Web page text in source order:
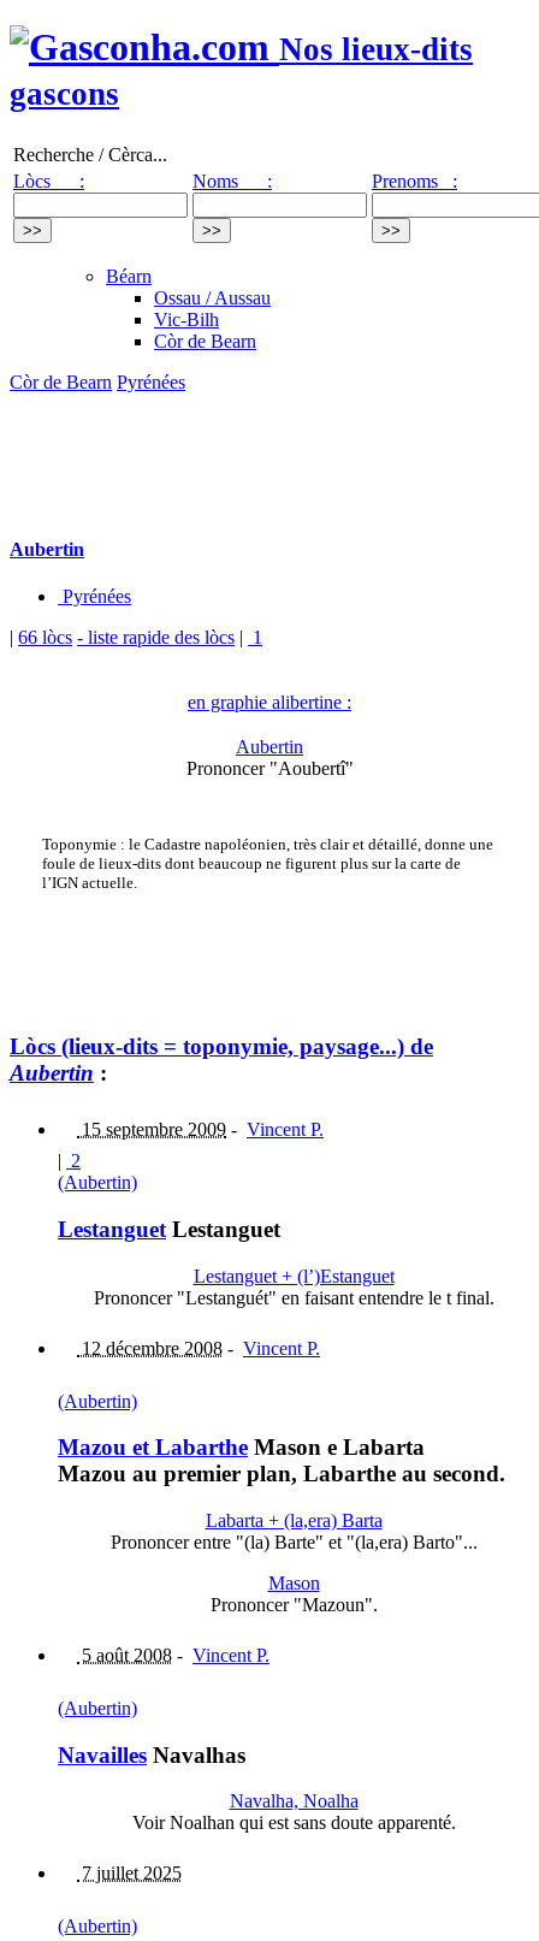
Nos lieux-dits
gascons
Recherche / Cèrca...
Lòcs :
Noms : Prenoms :
Béarn
Ossau / Aussau
Vic-Bilh
Còr de Bearn
Còr de Bearn Pyrénées
Aubertin
Pyrénées
| 66 lòcs - liste rapide des lòcs | 1
en graphie alibertine :
Aubertin
Prononcer "Aoubertî"
Toponymie : le Cadastre napoléonien, très clair et détaillé, donne une
foule de lieux-dits dont beaucoup ne figurent plus sur la carte de
l’IGN actuelle.
Lòcs (lieux-dits = toponymie, paysage...) de
Aubertin :
15 septembre 2009 - Vincent P.
| 2
(Aubertin)
Lestanguet Lestanguet
Lestanguet + (l’)Estanguet
Prononcer "Lestanguét" en faisant entendre le t final.
12 décembre 2008 - Vincent P.
(Aubertin)
Mazou et Labarthe Mason e Labarta
Mazou au premier plan, Labarthe au second.
Labarta + (la,era) Barta
Prononcer entre "(la) Barte" et "(la,era) Barto"...
Mason
Prononcer "Mazoun".
5 août 2008 - Vincent P.
(Aubertin)
Navailles Navalhas
Navalha, Noalha
Voir Noalhan qui est sans doute apparenté.
7 juillet 2025
(Aubertin)